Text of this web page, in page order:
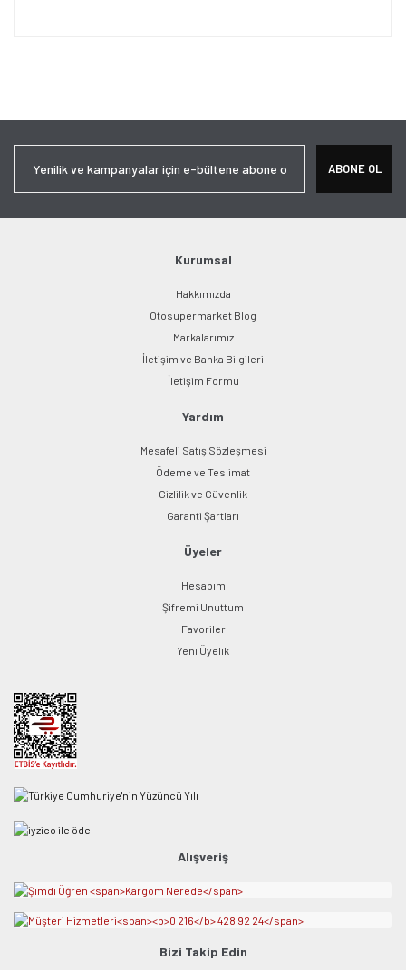
Ürün açıklamasında eksik bilgiler bulunuyor.
Bu ürüne benzer farklı alternatifler olmalı.
Gönder
ABONE OL
Kurumsal
Hakkımızda
Otosupermarket Blog
Markalarımız
İletişim ve Banka Bilgileri
İletişim Formu
Yardım
Mesafeli Satış Sözleşmesi
Ödeme ve Teslimat
Gizlilik ve Güvenlik
Garanti Şartları
Üyeler
Hesabım
Şifremi Unuttum
Favoriler
Yeni Üyelik
Alışveriş
Bizi Takip Edin